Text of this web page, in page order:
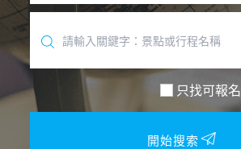
只找可報名
開始搜索